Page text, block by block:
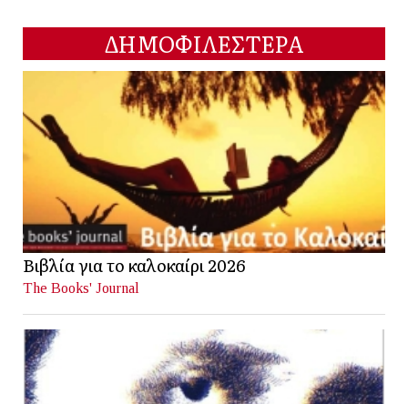
ΔΗΜΟΦΙΛΕΣΤΕΡΑ
Βιβλία για το καλοκαίρι 2026
The Books' Journal